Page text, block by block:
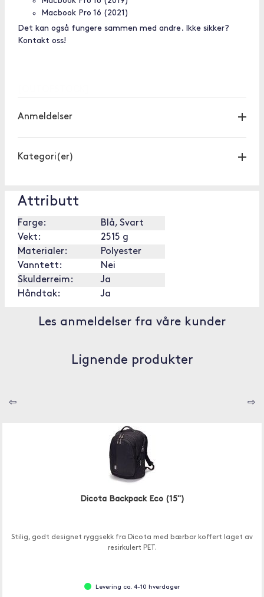
Macbook Pro 16 (2021)
Det kan også fungere sammen med andre. Ikke sikker?
Kontakt oss!
Anmeldelser
Kategori(er)
Attributt
Farge:
Blå, Svart
Vekt:
2515 g
Materialer:
Polyester
Vanntett:
Nei
Skulderreim:
Ja
Håndtak:
Ja
Les anmeldelser fra våre kunder
Lignende produkter
⇦ ⇨
Dicota Backpack Eco (15")
Stilig, godt designet ryggsekk fra Dicota med bærbar koffert laget av
resirkulert PET.
Levering ca. 4-10 hverdager